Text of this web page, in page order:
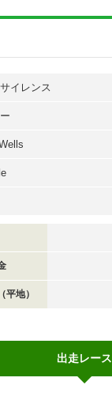
イレンス
平地）
出走レース